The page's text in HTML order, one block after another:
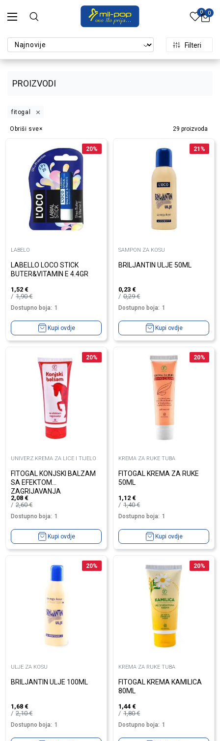
0 0
PROIZVODI
Filteri
fitogal
29 proizvoda
Obriši sve
20%
LABELO
LABELLO LOCO STICK
BUTER&VITAMIN E 4.4GR
1,52 €
1,90€
Dostupno boja: 1
Kupi ovdje
21 %
SAMPON ZA KOSU
BRILJANTIN ULJE 50ML
0,23 €
0,29€
Dostupno boja: 1
Kupi ovdje
20%
UNIVERZ.KREMA ZA LICE I TIJELO
FITOGAL KONJSKI BALZAM
SA EFEKTOM
ZAGRIJAVANJA
2,08 €
2,60€
Dostupno boja: 1
Kupi ovdje
20%
KREMA ZA RUKE TUBA
FITOGAL KREMA ZA RUKE
50ML
1,12 €
1,40€
Dostupno boja: 1
Kupi ovdje
20%
ULJE ZA KOSU
BRILJANTIN ULJE 100ML
1,68 €
2,10€
Dostupno boja: 1
20%
KREMA ZA RUKE TUBA
FITOGAL KREMA KAMILICA
80ML
1,44 €
1,80€
Dostupno boja: 1